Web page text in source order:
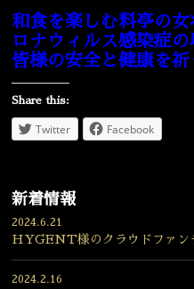
和食を楽しむ料亭の
ロナウィルス感染症の
皆様の安全と健康を祈
Share this:
Twitter Facebook
新着情報
2024.6.21
HYGENT様のクラウドファン
2024.2.16